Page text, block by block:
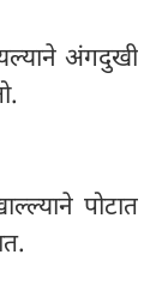
अंगदुखी
पोटात